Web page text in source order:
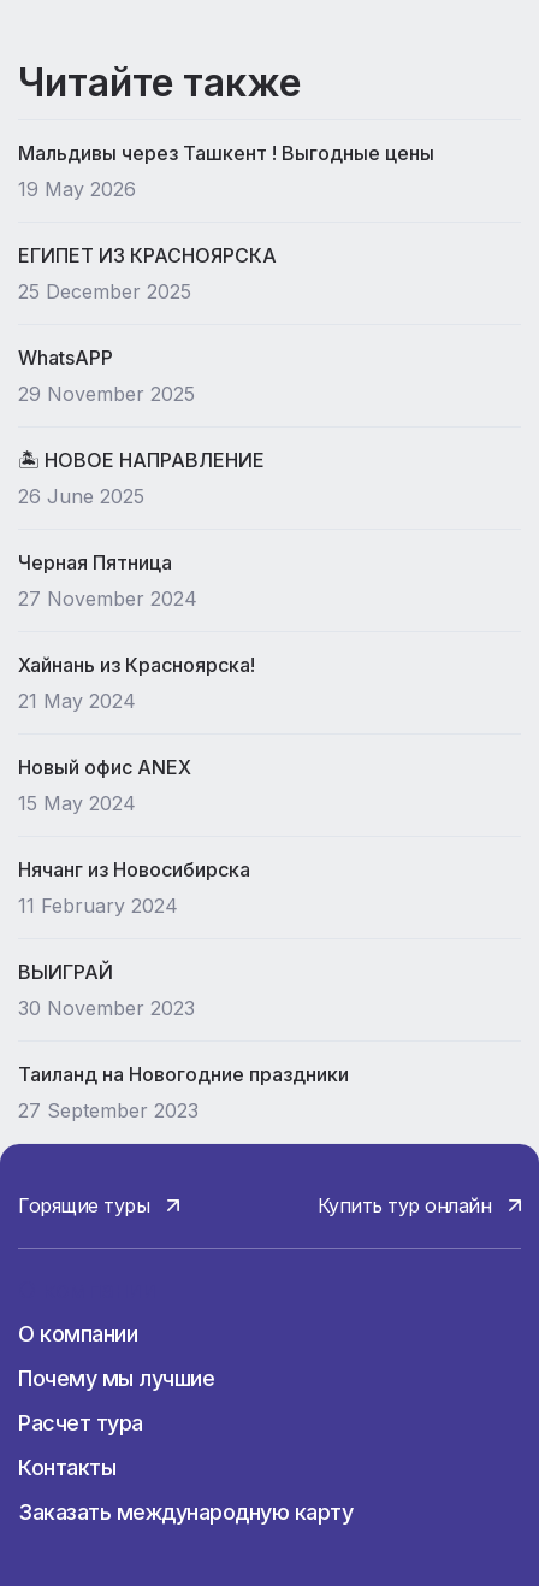
Читайте также
Мальдивы через Ташкент ! Выгодные цены
19 May 2026
ЕГИПЕТ ИЗ КРАСНОЯРСКА
25 December 2025
WhatsAPP
29 November 2025
🏝 НОВОЕ НАПРАВЛЕНИЕ
26 June 2025
Черная Пятница
27 November 2024
Хайнань из Красноярска!
21 May 2024
Новый офис ANEX
15 May 2024
Нячанг из Новосибирска
11 February 2024
ВЫИГРАЙ
30 November 2023
Таиланд на Новогодние праздники
27 September 2023
Горящие туры Купить тур онлайн
О компании
Почему мы лучшие
Расчет тура
Контакты
Заказать международную карту